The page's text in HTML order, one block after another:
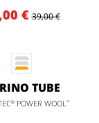
€ 39,00 €
TUBE
®POWER WOOL™